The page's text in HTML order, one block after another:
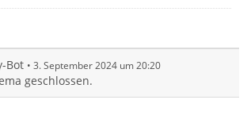
Bot 3. September 2024 um 20:20
geschlossen.